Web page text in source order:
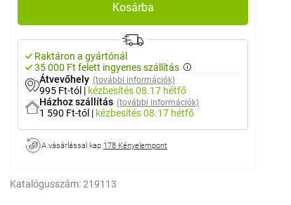
Kosárba
Raktáron a gyártónál
35 000 Ft felett ingyenes szállítás
Átvevőhely (további információk)
995 Ft-tól | kézbesítés08.17 hétfő
Házhoz szállítás (további információk)
1 590 Ft-tól | kézbesítés08.17 hétfő
A vásárlással kap 178 Kényelempont
Katalógusszám:219113